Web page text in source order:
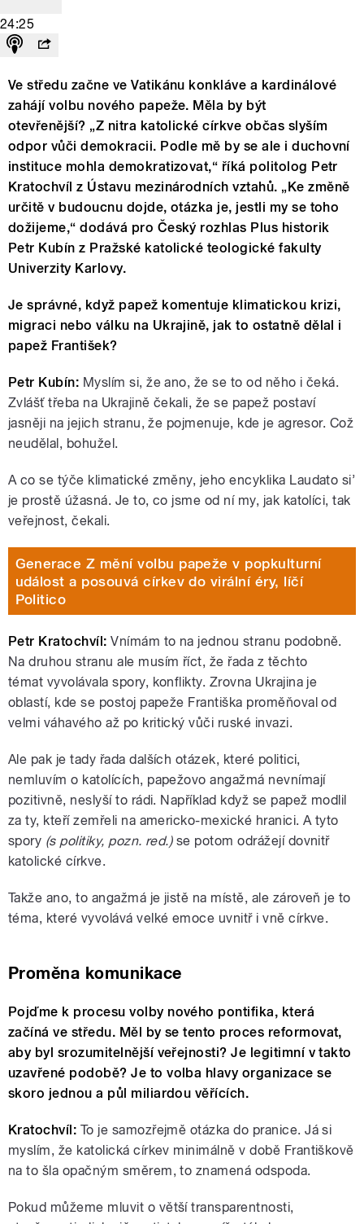
24:25
Ve středu začne ve Vatikánu konkláve a kardinálové
zahájí volbu nového papeže. Měla by být
otevřenější? „Z nitra katolické církve občas slyším
odpor vůči demokracii. Podle mě by se ale i duchovní
instituce mohla demokratizovat,“ říká politolog Petr
Kratochvíl z Ústavu mezinárodních vztahů. „Ke změně
určitě v budoucnu dojde, otázka je, jestli my se toho
dožijeme,“ dodává pro Český rozhlas Plus historik
Petr Kubín z Pražské katolické teologické fakulty
Univerzity Karlovy.
Je správné, když papež komentuje klimatickou krizi,
migraci nebo válku na Ukrajině, jak to ostatně dělal i
papež František?
Petr Kubín: Myslím si, že ano, že se to od něho i čeká.
Zvlášť třeba na Ukrajině čekali, že se papež postaví
jasněji na jejich stranu, že pojmenuje, kde je agresor. Což
neudělal, bohužel.
A co se týče klimatické změny, jeho encyklika Laudato si’
je prostě úžasná. Je to, co jsme od ní my, jak katolíci, tak
veřejnost, čekali.
Generace Z mění volbu papeže v popkulturní
událost a posouvá církev do virální éry, líčí
Politico
Petr Kratochvíl: Vnímám to na jednou stranu podobně.
Na druhou stranu ale musím říct, že řada z těchto
témat vyvolávala spory, konflikty. Zrovna Ukrajina je
oblastí, kde se postoj papeže Františka proměňoval od
velmi váhavého až po kritický vůči ruské invazi.
Ale pak je tady řada dalších otázek, které politici,
nemluvím o katolících, papežovo angažmá nevnímají
pozitivně, neslyší to rádi. Například když se papež modlil
za ty, kteří zemřeli na americko-mexické hranici. A tyto
spory (s politiky, pozn. red.)se potom odrážejí dovnitř
katolické církve.
Takže ano, to angažmá je jistě na místě, ale zároveň je to
téma, které vyvolává velké emoce uvnitř i vně církve.
Proměna komunikace
Pojďme k procesu volby nového pontifika, která
začíná ve středu. Měl by se tento proces reformovat,
aby byl srozumitelnější veřejnosti? Je legitimní v takto
uzavřené podobě? Je to volba hlavy organizace se
skoro jednou a půl miliardou věřících.
Kratochvíl: To je samozřejmě otázka do pranice. Já si
myslím, že katolická církev minimálně v době Františkově
na to šla opačným směrem, to znamená odspoda.
Pokud můžeme mluvit o větší transparentnosti,